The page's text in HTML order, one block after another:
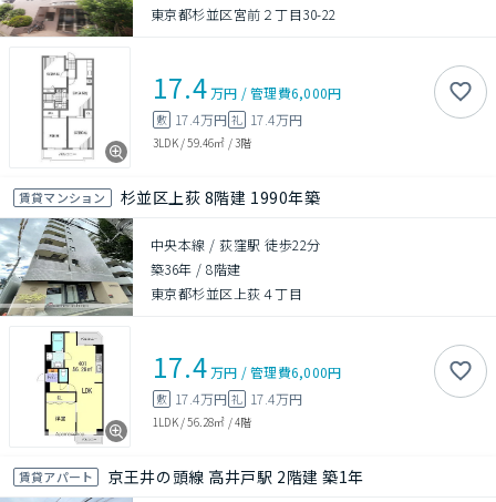
東京都杉並区宮前２丁目30-22
17.4万円 /管理費6,000円
敷 17.4万円 礼 17.4万円
3LDK/59.46㎡ /3階
賃貸マンション 杉並区上荻 8階建 1990年築
中央本線 / 荻窪駅 徒歩22分
築36年 /8階建
東京都杉並区上荻４丁目
17.4万円 /管理費6,000円
敷 17.4万円 礼 17.4万円
1LDK/56.28㎡ /4階
賃貸アパート 京王井の頭線 高井戸駅 2階建 築1年